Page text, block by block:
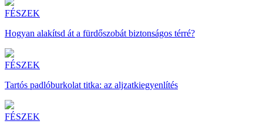
FÉSZEK
Hogyan alakítsd át a fürdőszobát biztonságos térré?
FÉSZEK
Tartós padlóburkolat titka: az aljzatkiegyenlítés
FÉSZEK